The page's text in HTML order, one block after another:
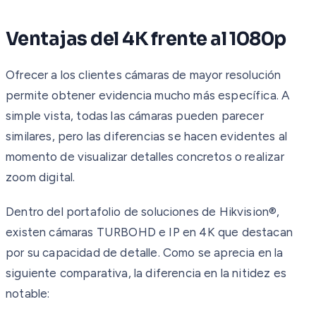
Ventajas del 4K frente al 1080p
Ofrecer a los clientes cámaras de mayor resolución
permite obtener evidencia mucho más específica. A
simple vista, todas las cámaras pueden parecer
similares, pero las diferencias se hacen evidentes al
momento de visualizar detalles concretos o realizar
zoom digital.
Dentro del portafolio de soluciones de Hikvision®,
existen cámaras TURBOHD e IP en 4K que destacan
por su capacidad de detalle. Como se aprecia en la
siguiente comparativa, la diferencia en la nitidez es
notable: